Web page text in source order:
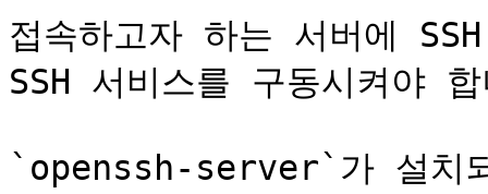
접속하고자 하는 서버에
SSH 서비스를 구동시켜야
`openssh-server`가 설치